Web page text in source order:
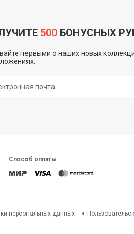
500 БОНУСНЫХ
первыми о наших новых
Способ оплаты
персональных данных